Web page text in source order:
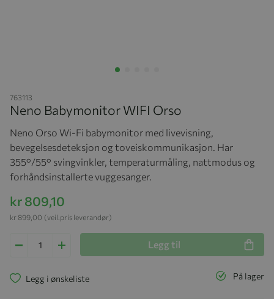
763113
Neno Babymonitor WIFI Orso
Neno Orso Wi-Fi babymonitor med livevisning,
bevegelsesdeteksjon og toveiskommunikasjon. Har
355°/55° svingvinkler, temperaturmåling, nattmodus og
forhåndsinstallerte vuggesanger.
kr 809,10
(veil.pris leverandør)
kr 899,00
Legg til
På lager
Legg i ønskeliste